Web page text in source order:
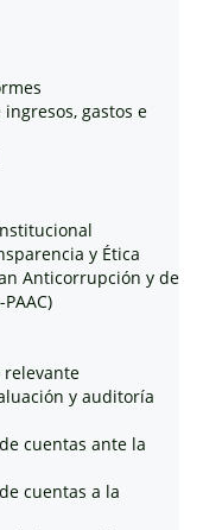
gastos e
y Ética
Anticorrupción y de
y auditoría
cuentas ante la
cuentas a la